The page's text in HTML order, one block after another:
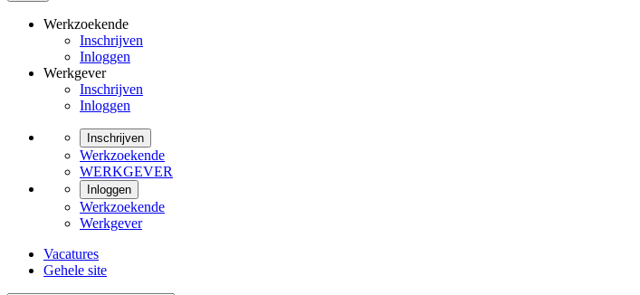
Werkzoekende
Inschrijven
Inloggen
Werkgever
Inschrijven
Inloggen
Inschrijven
Werkzoekende
WERKGEVER
Inloggen
Werkzoekende
Werkgever
Vacatures
Gehele site